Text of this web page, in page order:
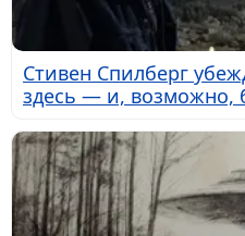
Стивен Спилберг
здесь — и, возможно,